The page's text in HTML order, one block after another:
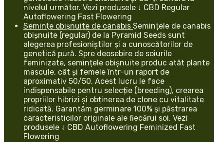
nivelul următor. Vezi produsele ↓ CBD Regular
Autoflowering Fast Flowering
Semințe obișnuite de canabis Semințele de canabis
obișnuite (regular) de la Pyramid Seeds sunt
alegerea profesioniștilor și a cunoscătorilor de
genetică pură. Spre deosebire de soiurile
feminizate, semințele obișnuite produc atât plante
mascule, cât și femele într-un raport de
aproximativ 50/50. Acest lucru le face
indispensabile pentru selecție (breeding), crearea
propriilor hibrizi și obținerea de clone cu vitalitate
ridicată. Garantăm germinare 100% și păstrarea
caracteristicilor originale ale fiecărui soi. Vezi
produsele ↓ CBD Autoflowering Feminized Fast
Flowering